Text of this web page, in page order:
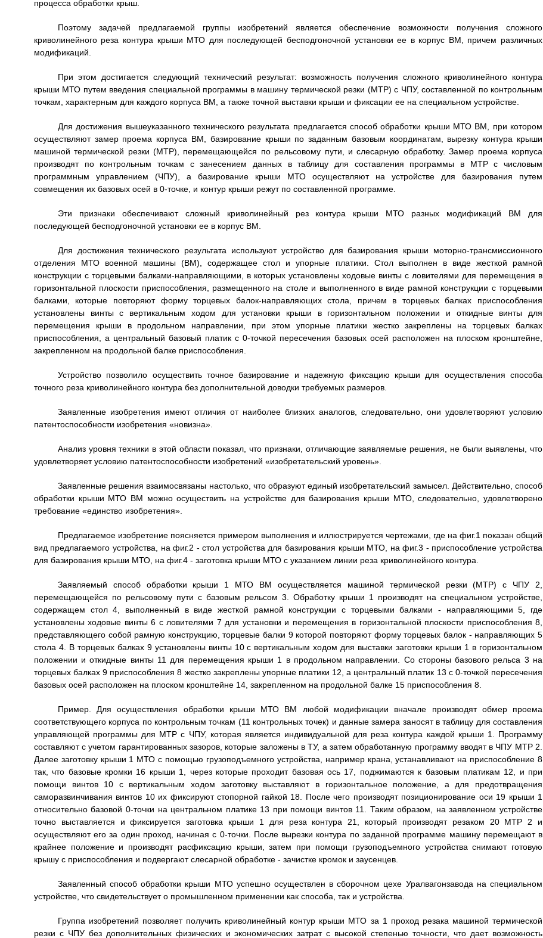
процесса обработки крыш.
Поэтому задачей предлагаемой группы изобретений является обеспечение возможности получения сложного
криволинейного реза контура крыши МТО для последующей бесподгоночной установки ее в корпус ВМ, причем различных
модификаций.
При этом достигается следующий технический результат: возможность получения сложного криволинейного контура
крыши МТО путем введения специальной программы в машину термической резки (МТР) с ЧПУ, составленной по контрольным
точкам, характерным для каждого корпуса ВМ, а также точной выставки крыши и фиксации ее на специальном устройстве.
Для достижения вышеуказанного технического результата предлагается способ обработки крыши МТО ВМ, при котором
осуществляют замер проема корпуса ВМ, базирование крыши по заданным базовым координатам, вырезку контура крыши
машиной термической резки (МТР), перемещающейся по рельсовому пути, и слесарную обработку. Замер проема корпуса
производят по контрольным точкам с занесением данных в таблицу для составления программы в МТР с числовым
программным управлением (ЧПУ), а базирование крыши МТО осуществляют на устройстве для базирования путем
совмещения их базовых осей в 0-точке, и контур крыши режут по составленной программе.
Эти признаки обеспечивают сложный криволинейный рез контура крыши МТО разных модификаций ВМ для
последующей бесподгоночной установки ее в корпус ВМ.
Для достижения технического результата используют устройство для базирования крыши моторно-трансмиссионного
отделения МТО военной машины (ВМ), содержащее стол и упорные платики. Стол выполнен в виде жесткой рамной
конструкции с торцевыми балками-направляющими, в которых установлены ходовые винты с ловителями для перемещения в
горизонтальной плоскости приспособления, размещенного на столе и выполненного в виде рамной конструкции с торцевыми
балками, которые повторяют форму торцевых балок-направляющих стола, причем в торцевых балках приспособления
установлены винты с вертикальным ходом для установки крыши в горизонтальном положении и откидные винты для
перемещения крыши в продольном направлении, при этом упорные платики жестко закреплены на торцевых балках
приспособления, а центральный базовый платик с 0-точкой пересечения базовых осей расположен на плоском кронштейне,
закрепленном на продольной балке приспособления.
Устройство позволило осуществить точное базирование и надежную фиксацию крыши для осуществления способа
точного реза криволинейного контура без дополнительной доводки требуемых размеров.
Заявленные изобретения имеют отличия от наиболее близких аналогов, следовательно, они удовлетворяют условию
патентоспособности изобретения «новизна».
Анализ уровня техники в этой области показал, что признаки, отличающие заявляемые решения, не были выявлены, что
удовлетворяет условию патентоспособности изобретений «изобретательский уровень».
Заявленные решения взаимосвязаны настолько, что образуют единый изобретательский замысел. Действительно, способ
обработки крыши МТО ВМ можно осуществить на устройстве для базирования крыши МТО, следовательно, удовлетворено
требование «единство изобретения».
Предлагаемое изобретение поясняется примером выполнения и иллюстрируется чертежами, где на фиг.1 показан общий
вид предлагаемого устройства, на фиг.2 - стол устройства для базирования крыши МТО, на фиг.3 - приспособление устройства
для базирования крыши МТО, на фиг.4 - заготовка крыши МТО с указанием линии реза криволинейного контура.
Заявляемый способ обработки крыши 1 МТО ВМ осуществляется машиной термической резки (МТР) с ЧПУ 2,
перемещающейся по рельсовому пути с базовым рельсом 3. Обработку крыши 1 производят на специальном устройстве,
содержащем стол 4, выполненный в виде жесткой рамной конструкции с торцевыми балками - направляющими 5, где
установлены ходовые винты 6 с ловителями 7 для установки и перемещения в горизонтальной плоскости приспособления 8,
представляющего собой рамную конструкцию, торцевые балки 9 которой повторяют форму торцевых балок - направляющих 5
стола 4. В торцевых балках 9 установлены винты 10 с вертикальным ходом для выставки заготовки крыши 1 в горизонтальном
положении и откидные винты 11 для перемещения крыши 1 в продольном направлении. Со стороны базового рельса 3 на
торцевых балках 9 приспособления 8 жестко закреплены упорные платики 12, а центральный платик 13 с 0-точкой пересечения
базовых осей расположен на плоском кронштейне 14, закрепленном на продольной балке 15 приспособления 8.
Пример. Для осуществления обработки крыши МТО ВМ любой модификации вначале производят обмер проема
соответствующего корпуса по контрольным точкам (11 контрольных точек) и данные замера заносят в таблицу для составления
управляющей программы для МТР с ЧПУ, которая является индивидуальной для реза контура каждой крыши 1. Программу
составляют с учетом гарантированных зазоров, которые заложены в ТУ, а затем обработанную программу вводят в ЧПУ МТР 2.
Далее заготовку крыши 1 МТО с помощью грузоподъемного устройства, например крана, устанавливают на приспособление 8
так, что базовые кромки 16 крыши 1, через которые проходит базовая ось 17, поджимаются к базовым платикам 12, и при
помощи винтов 10 с вертикальным ходом заготовку выставляют в горизонтальное положение, а для предотвращения
саморазвинчивания винтов 10 их фиксируют стопорной гайкой 18. После чего производят позиционирование оси 19 крыши 1
относительно базовой 0-точки на центральном платике 13 при помощи винтов 11. Таким образом, на заявленном устройстве
точно выставляется и фиксируется заготовка крыши 1 для реза контура 21, который производят резаком 20 МТР 2 и
осуществляют его за один проход, начиная с 0-точки. После вырезки контура по заданной программе машину перемещают в
крайнее положение и производят расфиксацию крыши, затем при помощи грузоподъемного устройства снимают готовую
крышу с приспособления и подвергают слесарной обработке - зачистке кромок и заусенцев.
Заявленный способ обработки крыши МТО успешно осуществлен в сборочном цехе Уралвагонзавода на специальном
устройстве, что свидетельствует о промышленном применении как способа, так и устройства.
Группа изобретений позволяет получить криволинейный контур крыши МТО за 1 проход резака машиной термической
резки с ЧПУ без дополнительных физических и экономических затрат с высокой степенью точности, что дает возможность